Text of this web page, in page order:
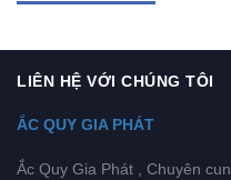
LIÊN HỆ VỚI CHÚNG TÔI
ẮC QUY GIA PHÁT
Ắc Quy Gia Phát , Chuyên